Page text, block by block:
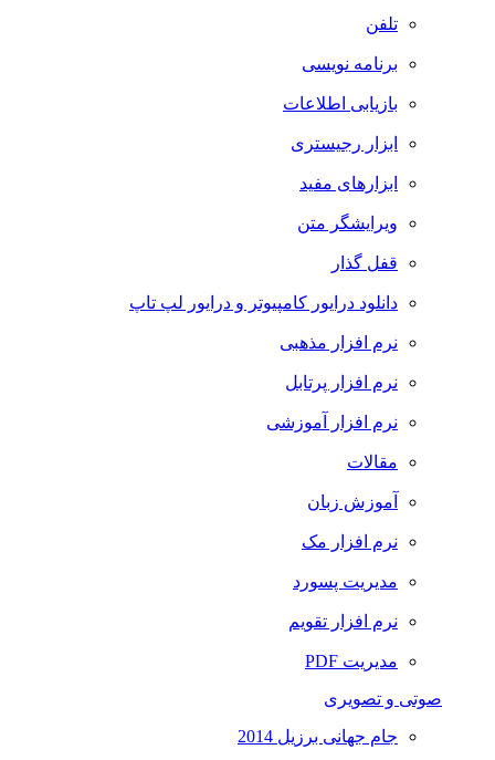
تلفن
برنامه نویسی
بازیابی اطلاعات
ابزار رجیستری
ابزارهای مفید
ویرایشگر متن
قفل گذار
دانلود درایور کامپیوتر و درایور لپ تاپ
نرم افزار مذهبی
نرم افزار پرتابل
نرم افزار آموزشی
مقالات
آموزش زبان
نرم افزار مک
مدیریت پسورد
نرم افزار تقویم
مدیریت PDF
صوتی و تصویری
جام جهانی برزیل 2014